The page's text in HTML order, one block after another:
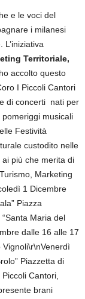
e le voci del
i milanesi
Territoriale,
accolto questo
I Piccoli Cantori
di concerti nati per
musicali
Festività
custodito nelle
più che merita di
Marketing
1 Dicembre
Piazza
Maria del
dalle 16 alle 17
Vignoli\r\nVenerdì
Piazzetta di
Cantori,
brani